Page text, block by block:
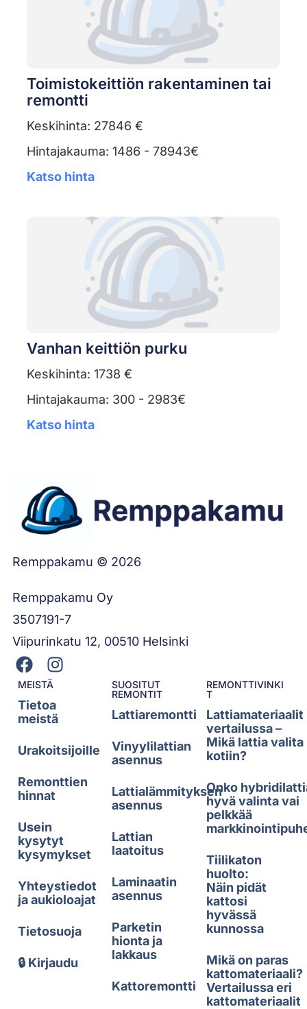
Toimistokeittiön rakentaminen tai
remontti
Keskihinta: 27846 €
Hintajakauma: 1486 - 78943€
Katso hinta
Vanhan keittiön purku
Keskihinta: 1738 €
Hintajakauma: 300 - 2983€
Katso hinta
Remppakamu © 2026
Remppakamu Oy
3507191-7
Viipurinkatu 12, 00510 Helsinki
MEISTÄ
Tietoa
meistä
Urakoitsijoille
Remonttien
hinnat
Usein
kysytyt
kysymykset
Yhteystiedot
ja aukioloajat
Tietosuoja
🔒 Kirjaudu
SUOSITUT
REMONTIT
Lattiaremontti
Vinyylilattian
asennus
Lattialämmityksen
asennus
Lattian
laatoitus
Laminaatin
asennus
Parketin
hionta ja
lakkaus
Kattoremontti
REMONTTIVINKI
T
Lattiamateriaalit
vertailussa –
Mikä lattia valita
kotiin?
Onko
hyvä valinta vai
pelkkää
Tiilikaton
huolto:
Näin pidät
kattosi
hyvässä
kunnossa
Mikä on paras
kattomateriaali?
Vertailussa eri
kattomateriaalit